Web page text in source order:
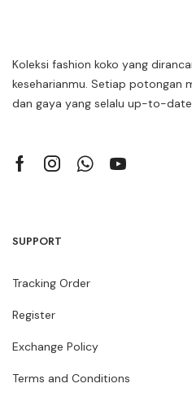
Koleksi fashion koko yang
keseharianmu. Setiap potongan
dan gaya yang selalu up-to-
SUPPORT
Tracking Order
Register
Exchange Policy
Terms and Conditions